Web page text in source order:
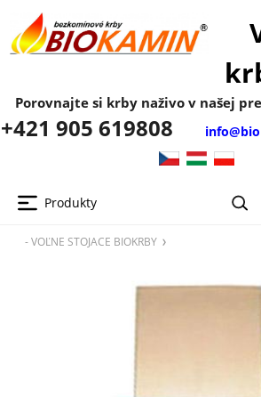
Porovnajte si krby naživo v našej
+421 905 619808
Produkty
- VOĽNE STOJACE BIOKRBY